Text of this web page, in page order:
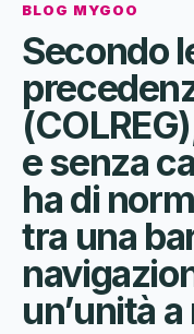
BLOG MYGOO
Secondo
e senza
ha di
tra una
un’unità